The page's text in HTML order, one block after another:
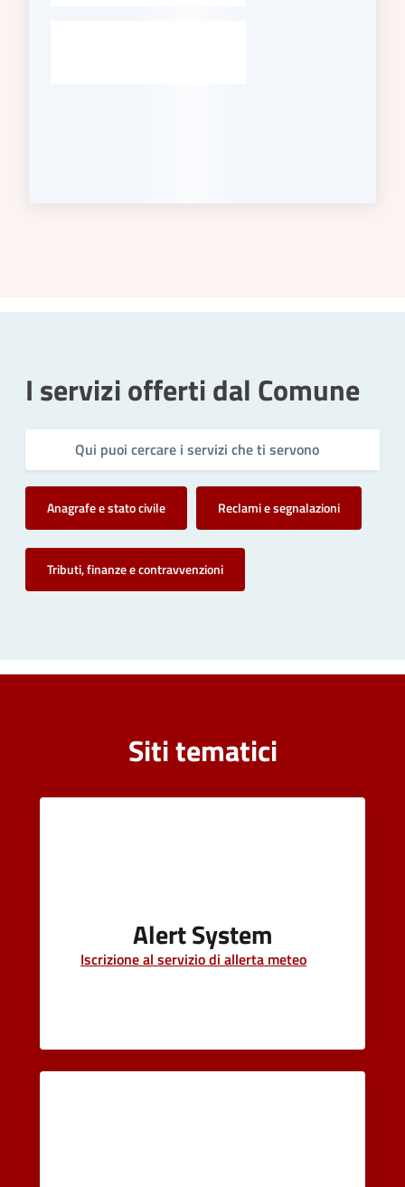
I servizi offerti dal Comune
Anagrafe e stato civile Reclami e segnalazioni
Tributi, finanze e contravvenzioni
Siti tematici
Alert System
Iscrizione al servizio di allerta meteo